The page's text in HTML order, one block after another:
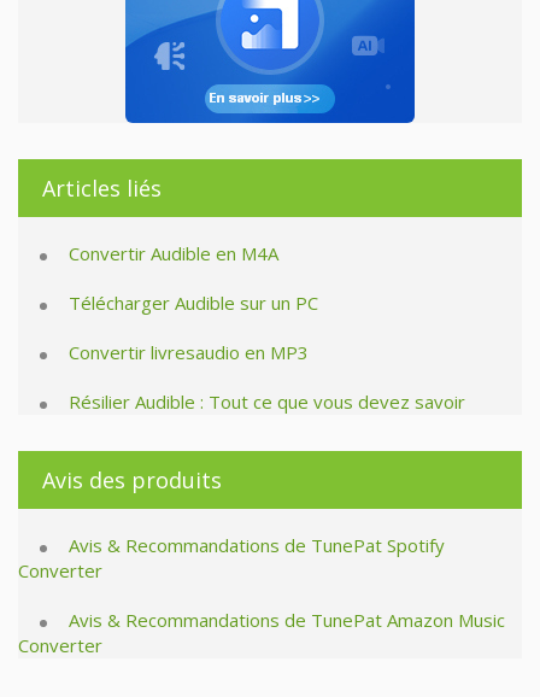
Articles liés
Convertir Audible en M4A
Télécharger Audible sur un PC
Convertir livresaudio en MP3
Résilier Audible : Tout ce que vous devez savoir
Avis des produits
Avis & Recommandations de TunePat Spotify
Converter
Avis & Recommandations de TunePat Amazon Music
Converter